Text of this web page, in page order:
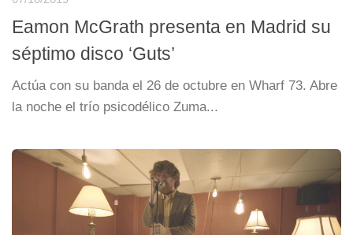
Eamon McGrath presenta en Madrid su
séptimo disco ‘Guts’
Actúa con su banda el 26 de octubre en Wharf 73. Abre
la noche el trío psicodélico Zuma...